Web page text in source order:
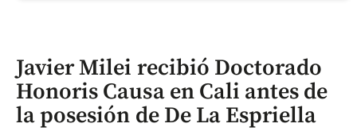
Javier Milei recibió Doctorado
Honoris Causa en Cali antes de
la posesión de De La Espriella